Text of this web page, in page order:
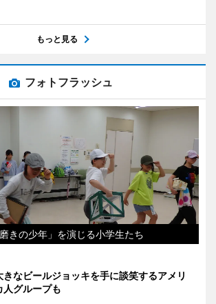
もっと見る
フォトフラッシュ
きの少年」を演じる小学生たち
きなビールジョッキを手に談笑するアメリ
人グループも